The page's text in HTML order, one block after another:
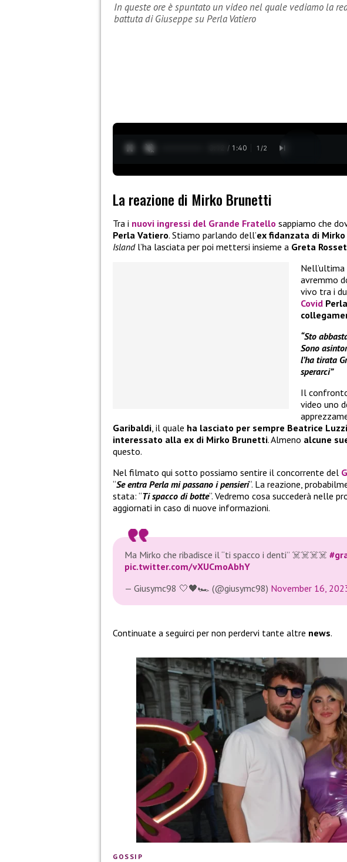
In queste ore è spuntato un video nel quale vediamo la
battuta di Giuseppe su Perla Vatiero
0:13 / 1:40 1 /2
La reazione di Mirko Brunetti
Tra i nuovi ingressi del Grande Fratello sappiamo che
Perla Vatiero. Stiamo parlando dell’ex fidanzata di Mirko
Islandl’ha lasciata per poi mettersi insieme a Greta
avremmo
vivo tra i
Covid
“Sto
Sono
l’ha tirata
sperarci”
Il
video uno
Garibaldi, il quale ha lasciato per sempre Beatrice Luzzi
interessato alla ex di Mirko Brunetti. Almeno alcune
questo.
Nel filmato qui sotto possiamo sentire il concorrente del
“Se entra Perla mi passano i pensieri“. La reazione,
stata: “Ti spacco di botte“. Vedremo cosa succederà nelle
aggiornati in caso di nuove informazioni.
Ma Mirko che ribadisce il “ti spacco i denti” ☠️☠️☠️☠️
pic.twitter.com/vXUCmoAbhY
— Giusymc98 🤍🖤🏎 (@giusymc98) November 16,
Continuate a seguirci per non perdervi tante altre news.
GOSSIP